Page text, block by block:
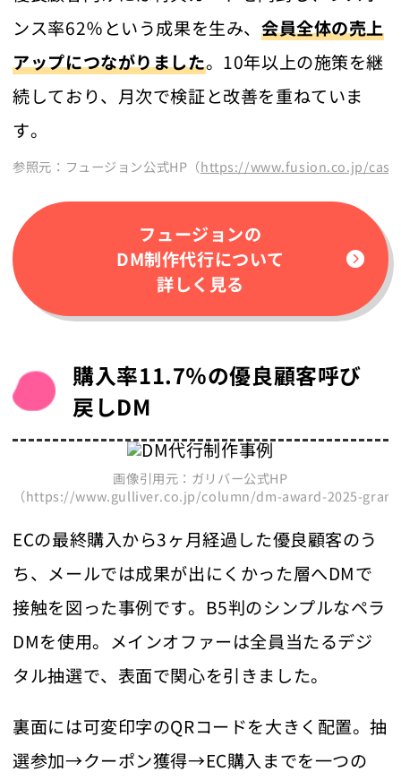
ンス率62％という成果を生み、 会員全体の売上
アップにつながりました。10年以上の施策を継
続しており、月次で検証と改善を重ねていま
す。
参照元：フュージョン公式HP（https://www.fusion.co.jp/
フュージョンの
DM制作代行について
詳しく見る
購入率11.7％の優良顧客呼び
戻しDM
画像引用元：ガリバー公式HP
（https://www.gulliver.co.jp/column/dm-award-2025-
ECの最終購入から3ヶ月経過した優良顧客のう
ち、メールでは成果が出にくかった層へDMで
接触を図った事例です。B5判のシンプルなペラ
DMを使用。メインオファーは全員当たるデジ
タル抽選で、表面で関心を引きました。
裏面には可変印字のQRコードを大きく配置。抽
選参加→クーポン獲得→EC購入までを一つの